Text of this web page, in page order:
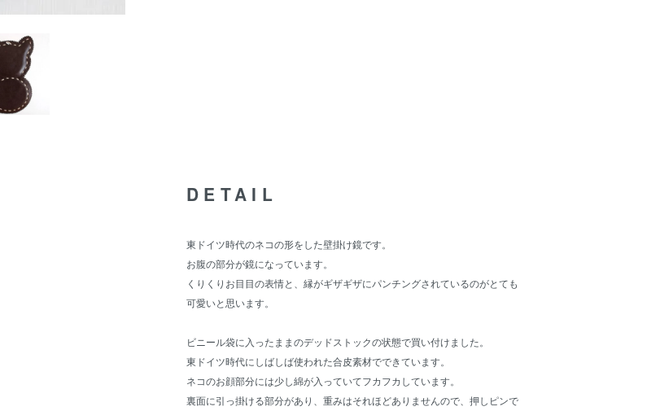
DETAIL
東ドイツ時代のネコの形をした壁掛け鏡です。
お腹の部分が鏡になっています。
くりくりお目目の表情と、縁がギザギザにパンチングされているのがとても
可愛いと思います。
ビニール袋に入ったままのデッドストックの状態で買い付けました。
東ドイツ時代にしばしば使われた合皮素材でできています。
ネコのお顔部分には少し綿が入っていてフカフカしています。
裏面に引っ掛ける部分があり、重みはそれほどありませんので、押しピンで